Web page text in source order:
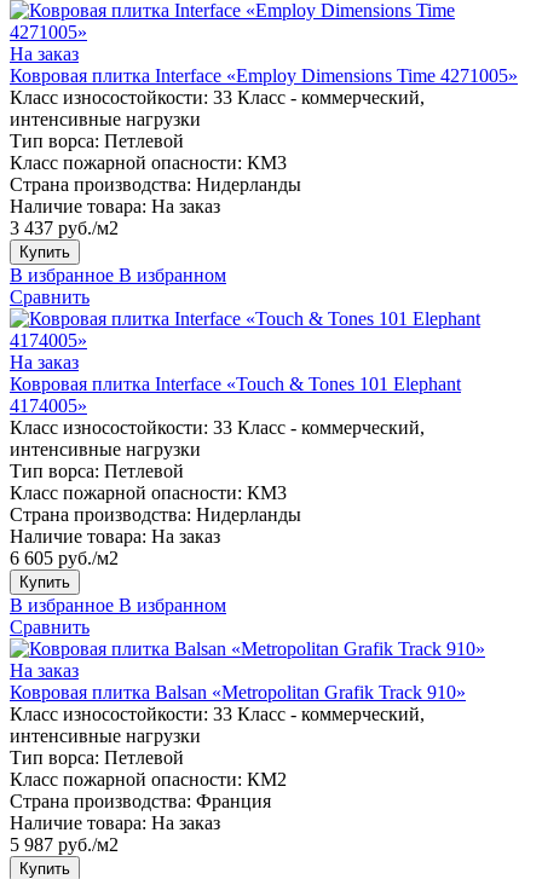
На заказ
Ковровая плитка Interface «Employ Dimensions Time 4271005»
Класс износостойкости: 33 Класс - коммерческий,
интенсивные нагрузки
Тип ворса: Петлевой
Класс пожарной опасности: КМ3
Страна производства: Нидерланды
Наличие товара: На заказ
3 437 руб./м2
Купить
В избранное В избранном
Сравнить
На заказ
Ковровая плитка Interface «Touch & Tones 101 Elephant
4174005»
Класс износостойкости: 33 Класс - коммерческий,
интенсивные нагрузки
Тип ворса: Петлевой
Класс пожарной опасности: КМ3
Страна производства: Нидерланды
Наличие товара: На заказ
6 605 руб./м2
Купить
В избранное В избранном
Сравнить
На заказ
Ковровая плитка Balsan «Metropolitan Grafik Track 910»
Класс износостойкости: 33 Класс - коммерческий,
интенсивные нагрузки
Тип ворса: Петлевой
Класс пожарной опасности: КМ2
Страна производства: Франция
Наличие товара: На заказ
5 987 руб./м2
Купить